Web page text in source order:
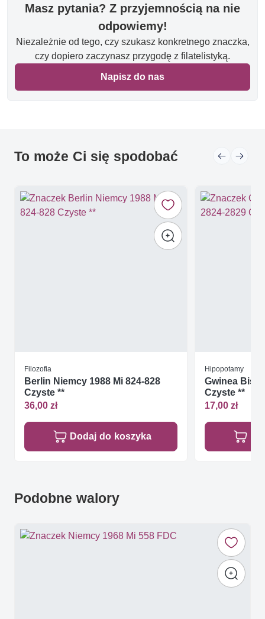
Masz pytania? Z przyjemnością na nie
odpowiemy!
Niezależnie od tego, czy szukasz konkretnego znaczka,
czy dopiero zaczynasz przygodę z filatelistyką.
Napisz do nas
To może Ci się spodobać
Filozofia
Berlin Niemcy 1988 Mi 824-828
Czyste **
36,00 zł
Dodaj do koszyka
Hipopotamy
Gwinea
Czyste **
17,00 zł
Podobne walory